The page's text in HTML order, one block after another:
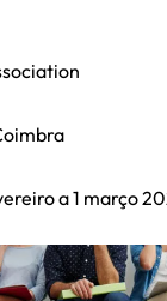
a 1 março